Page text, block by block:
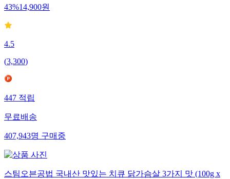
43%14,900원
4.5
(3,300)
447적립
무료배송
407,943명구매중
스팀오븐공법 국내산 맛있는 치큐 닭가슴살 3가지 맛 (100g x